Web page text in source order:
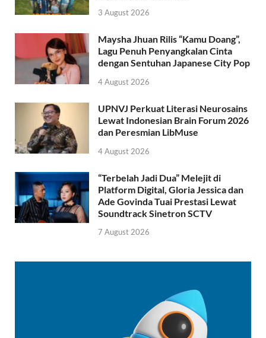
3 August 2026
Maysha Jhuan Rilis “Kamu Doang”,
Lagu Penuh Penyangkalan Cinta
dengan Sentuhan Japanese City Pop
4 August 2026
UPNVJ Perkuat Literasi Neurosains
Lewat Indonesian Brain Forum 2026
dan Peresmian LibMuse
4 August 2026
“Terbelah Jadi Dua” Melejit di
Platform Digital, Gloria Jessica dan
Ade Govinda Tuai Prestasi Lewat
Soundtrack Sinetron SCTV
7 August 2026